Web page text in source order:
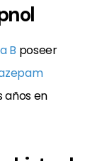
B poseer
años en